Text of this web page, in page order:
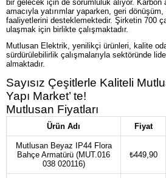
bir gelecek için de sorumluluk alıyor.
amacıyla yatırımlar yaparken, geri
faaliyetlerini desteklemektedir. Şirketin 700
ulaşmak için birlikte çalışmaktadır.
Mutlusan Elektrik, yenilikçi ürünleri, kalite
sürdürülebilirlik çalışmalarıyla sektöründe
almaktadır.
Sayısız Çeşitlerle Kaliteli
Yapı Market’ te!
Mutlusan Fiyatları
Ürün Adı Fiyat
Mutlusan Beyaz IP44 Flora
Bahçe Armatürü (MUT.016
038 020116)
₺449,90